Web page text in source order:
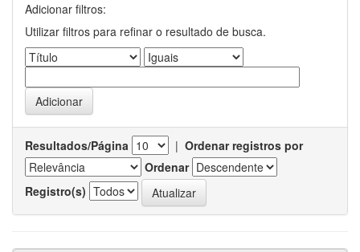
Adicionar filtros:
Utilizar filtros para refinar o resultado de busca.
Resultados/Página | Ordenar registros por
Ordenar
Registro(s)